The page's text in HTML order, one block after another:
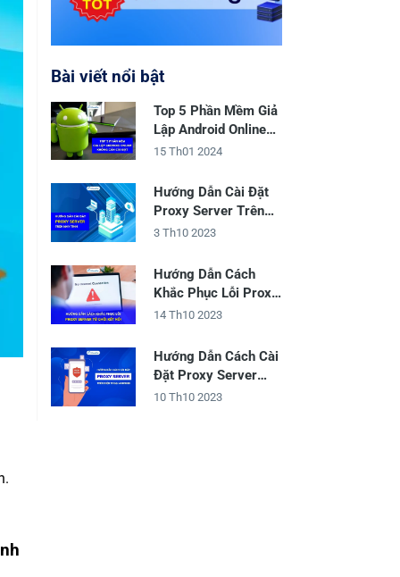
Bài viết nổi bật
Top 5 Phần Mềm Giả
Lập Android Online
Không Cần Cài Đặt
15 Th01 2024
Hướng Dẫn Cài Đặt
Proxy Server Trên
Máy Tính
3 Th10 2023
Hướng Dẫn Cách
Khắc Phục Lỗi Proxy
Server Từ Chối Kết
14 Th10 2023
Hướng Dẫn Cách Cài
Đặt Proxy Server
Trên Điện Thoại
10 Th10 2023